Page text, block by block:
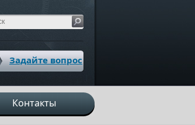
Задайте вопрос
Контакты